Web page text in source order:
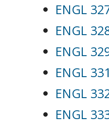
ENGL
ENGL
ENGL
ENGL
ENGL
ENGL